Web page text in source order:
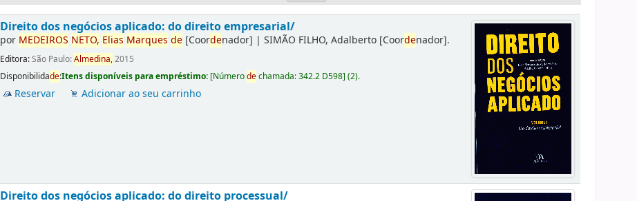
Direito dos negócios aplicado: do direito empresarial/
por MEDEIROS NETO, Elias Marques de [Coordenador] |SIMÃO FILHO, Adalberto [Coordenador].
Editora:São Paulo:Almedina,2015
Disponibilidade:Itens disponíveis para empréstimo: [Númerodechamada:342.2 D598](2).
Reservar Adicionar ao seu carrinho
Direito dos negócios aplicado: do direito processual/